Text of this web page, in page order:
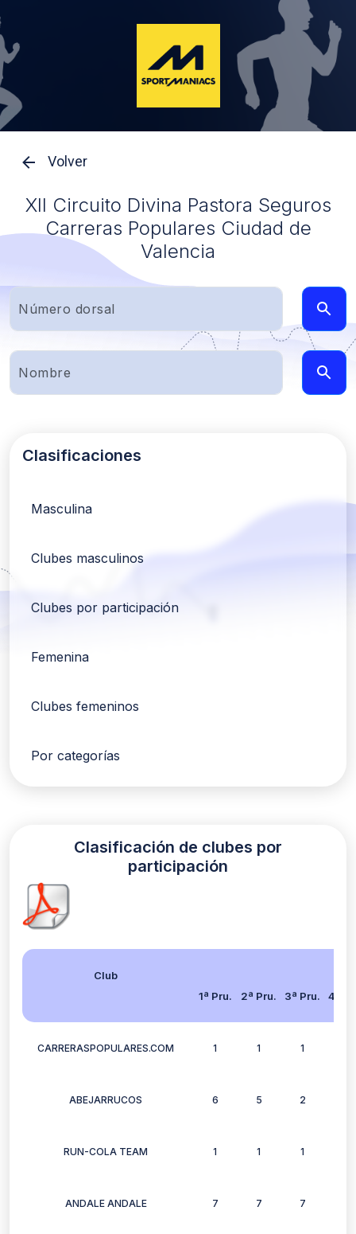
Volver
XII Circuito Divina Pastora Seguros
Carreras Populares Ciudad de
Valencia
Clasificaciones
Masculina
Clubes masculinos
Clubes por participación
Femenina
Clubes femeninos
Por categorías
Clasificación de clubes por
participación
Club
1ª Pru.
2ª Pru. 3ª Pru. 4ª
CARRERASPOPULARES.COM 1 1 1
ABEJARRUCOS 6 5 2
RUN-COLA TEAM 1 1 1
ANDALE ANDALE 7 7 7